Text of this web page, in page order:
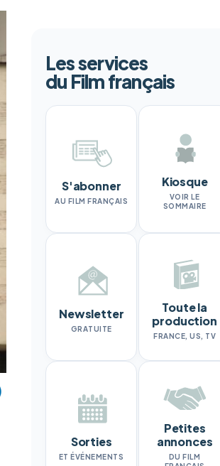
Les services
du Film français
S'abonner
AU FILM FRANÇAIS
Kiosque
VOIR LE
SOMMAIRE
Newsletter
GRATUITE
Toute la
production
FRANCE, US, TV
Sorties
ET ÉVÉNEMENTS
Petites
annonces
DU FILM